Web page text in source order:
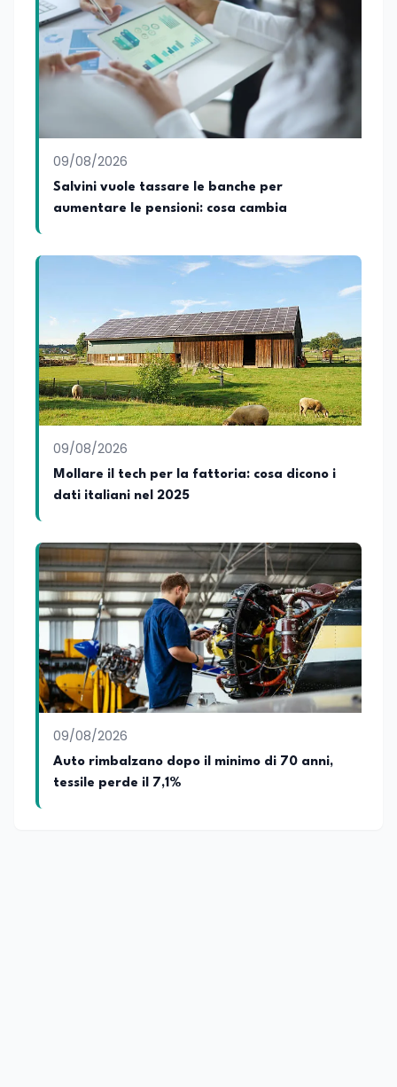
09/08/2026
Salvini vuole tassare le banche per
aumentare le pensioni: cosa cambia
09/08/2026
Mollare il tech per la fattoria: cosa dicono i
dati italiani nel 2025
09/08/2026
Auto rimbalzano dopo il minimo di 70 anni,
tessile perde il 7,1%